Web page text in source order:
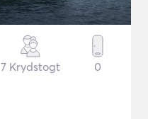
7 Krydstogt 0